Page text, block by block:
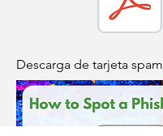
Descarga de tarjeta spam